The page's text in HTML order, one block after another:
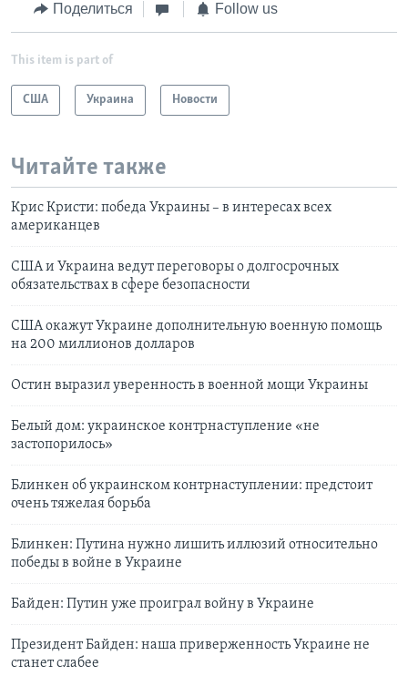
Поделиться Follow us
This item is part of
США Украина Новости
Читайте также
Крис Кристи: победа Украины – в интересах всех
американцев
США и Украина ведут переговоры о долгосрочных
обязательствах в сфере безопасности
США окажут Украине дополнительную военную помощь
на 200 миллионов долларов
Остин выразил уверенность в военной мощи Украины
Белый дом: украинское контрнаступление «не
застопорилось»
Блинкен об украинском контрнаступлении: предстоит
очень тяжелая борьба
Блинкен: Путина нужно лишить иллюзий относительно
победы в войне в Украине
Байден: Путин уже проиграл войну в Украине
Президент Байден: наша приверженность Украине не
станет слабее